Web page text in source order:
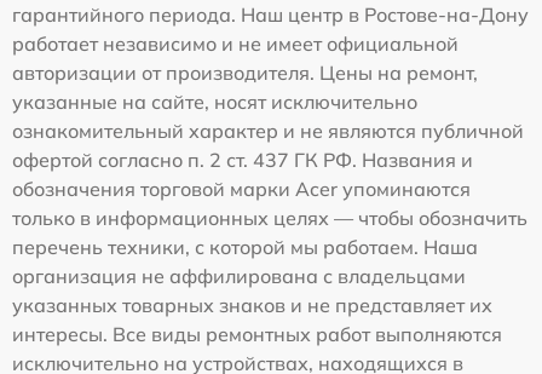
гарантийного периода. Наш центр в Ростове-на-Дону
работает независимо и не имеет официальной
авторизации от производителя. Цены на ремонт,
указанные на сайте, носят исключительно
ознакомительный характер и не являются публичной
офертой согласно п. 2 ст. 437 ГК РФ. Названия и
обозначения торговой марки Acer упоминаются
только в информационных целях — чтобы обозначить
перечень техники, с которой мы работаем. Наша
организация не аффилирована с владельцами
указанных товарных знаков и не представляет их
интересы. Все виды ремонтных работ выполняются
исключительно на устройствах, находящихся в